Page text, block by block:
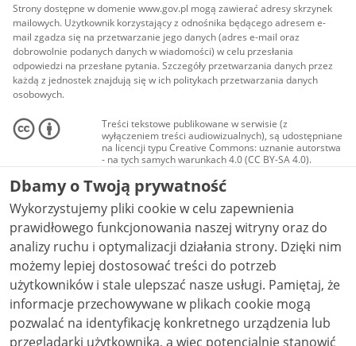
Strony dostępne w domenie www.gov.pl mogą zawierać adresy skrzynek
mailowych. Użytkownik korzystający z odnośnika będącego adresem e-
mail zgadza się na przetwarzanie jego danych (adres e-mail oraz
dobrowolnie podanych danych w wiadomości) w celu przesłania
odpowiedzi na przesłane pytania. Szczegóły przetwarzania danych przez
każdą z jednostek znajdują się w ich politykach przetwarzania danych
osobowych.
Treści tekstowe publikowane w serwisie (z
wyłączeniem treści audiowizualnych), są udostępniane
na licencji typu Creative Commons: uznanie autorstwa
- na tych samych warunkach 4.0 (CC BY-SA 4.0).
Materiały audiowizualne, w tym zdjęcia, materiały
audio i wideo, są udostępniane na licencji typu
Creative Commons: uznanie autorstwa użycie
niekomercyjne - bez utworów zależnych 4.0 (CC BY-
NC-ND 4.0), o ile nie jest to stwierdzone inaczej.
Dbamy o Twoją prywatność
Wykorzystujemy pliki cookie w celu zapewnienia
prawidłowego funkcjonowania naszej witryny oraz do
analizy ruchu i optymalizacji działania strony. Dzięki nim
możemy lepiej dostosować treści do potrzeb
użytkowników i stale ulepszać nasze usługi. Pamiętaj, że
informacje przechowywane w plikach cookie mogą
pozwalać na identyfikację konkretnego urządzenia lub
przeglądarki użytkownika, a więc potencjalnie stanowić